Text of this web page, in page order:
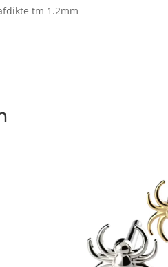
tm 1.2mm